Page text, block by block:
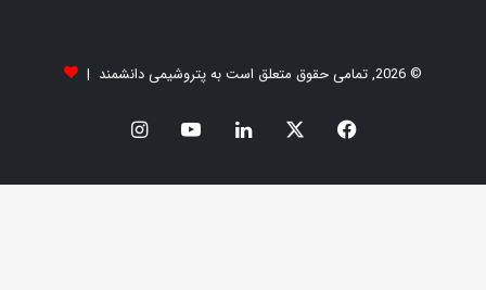
© 2026, تمامی حقوق متعلق است به پتروشیمی دانشمند |